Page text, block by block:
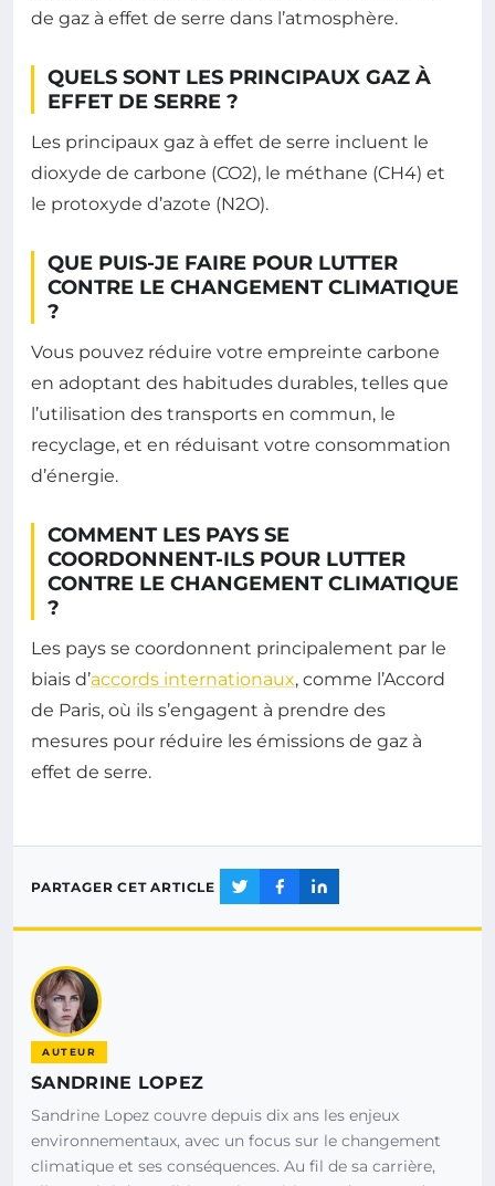
de gaz à effet de serre dans l’atmosphère.
QUELS SONT LES PRINCIPAUX GAZ À
EFFET DE SERRE ?
Les principaux gaz à effet de serre incluent le
dioxyde de carbone (CO2), le méthane (CH4) et
le protoxyde d’azote (N2O).
QUE PUIS-JE FAIRE POUR LUTTER
CONTRE LE CHANGEMENT CLIMATIQUE
?
Vous pouvez réduire votre empreinte carbone
en adoptant des habitudes durables, telles que
l’utilisation des transports en commun, le
recyclage, et en réduisant votre consommation
d’énergie.
COMMENT LES PAYS SE
COORDONNENT-ILS POUR LUTTER
CONTRE LE CHANGEMENT CLIMATIQUE
?
Les pays se coordonnent principalement par le
biais d’accords internationaux, comme l’Accord
de Paris, où ils s’engagent à prendre des
mesures pour réduire les émissions de gaz à
effet de serre.
PARTAGER CET ARTICLE
AUTEUR
SANDRINE LOPEZ
Sandrine Lopez couvre depuis dix ans les enjeux
environnementaux, avec un focus sur le changement
climatique et ses conséquences. Au fil de sa carrière,